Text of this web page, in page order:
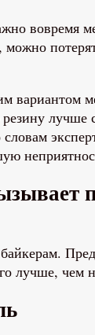
вовремя
вариантом
лучше, чем